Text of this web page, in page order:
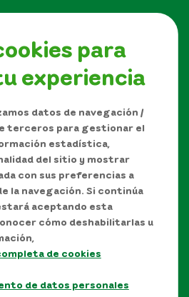
para
experiencia
datos de navegación /
terceros para gestionar el
estadística,
del sitio y mostrar
con sus preferencias a
la navegación. Si continúa
aceptando esta
cómo deshabilitarlas u
de cookies
de datos personales
de Autor y/o autorización de